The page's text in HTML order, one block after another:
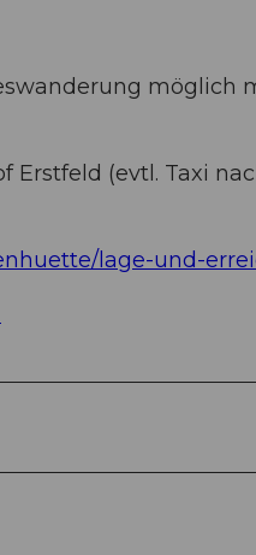
möglich
Erstfeld (evtl. Taxi
lage-und-